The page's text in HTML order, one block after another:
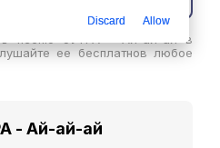
песню 5УТРА - Ай-ай-ай в
ее бесплатнов любое
- Ай-ай-ай
Discard Allow